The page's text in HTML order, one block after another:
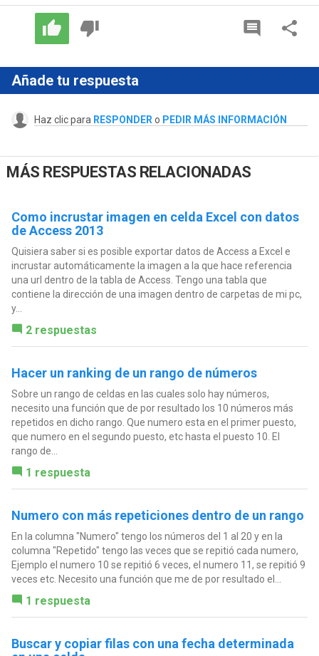
Añade tu respuesta
Haz clic para RESPONDER o PEDIR MÁS INFORMACIÓN
MÁS RESPUESTAS RELACIONADAS
Como incrustar imagen en celda Excel con datos
de Access 2013
Quisiera saber si es posible exportar datos de Access a Excel e
incrustar automáticamente la imagen a la que hace referencia
una url dentro de la tabla de Access. Tengo una tabla que
contiene la dirección de una imagen dentro de carpetas de mi pc,
y...
2 respuestas
Hacer un ranking de un rango de números
Sobre un rango de celdas en las cuales solo hay números,
necesito una función que de por resultado los 10 números más
repetidos en dicho rango. Que numero esta en el primer puesto,
que numero en el segundo puesto, etc hasta el puesto 10. El
rango de...
1 respuesta
Numero con más repeticiones dentro de un rango
En la columna "Numero" tengo los números del 1 al 20 y en la
columna "Repetido" tengo las veces que se repitió cada numero,
Ejemplo el numero 10 se repitió 6 veces, el numero 11, se repitió 9
veces etc. Necesito una función que me de por resultado el...
1 respuesta
Buscar y copiar filas con una fecha determinada